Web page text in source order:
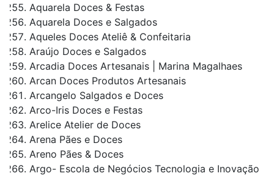
Aquarela Doces & Festas
Aquarela Doces e Salgados
Aqueles Doces Ateliê & Confeitaria
Araújo Doces e Salgados
Arcadia Doces Artesanais | Marina Magalhaes
Arcan Doces Produtos Artesanais
Arcangelo Salgados e Doces
Arco-Iris Doces e Festas
Arelice Atelier de Doces
Arena Pães e Doces
Areno Pães & Doces
Argo- Escola de Negócios Tecnologia e Inovação